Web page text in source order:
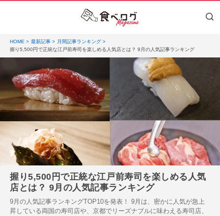
HOME 最新記事
月間記事ランキング
握り5,500円で正統な江戸前寿司を楽しめる人気店とは？ 9月の人気記事ランキング
握り5,500円で正統な江戸前寿司を楽しめる人気
店とは？ 9月の人気記事ランキング
9月の人気記事ランキングTOP10を発表！ 9月は、密かに人気が急上
昇している両国の寿司店や、京都でリーズナブルに味わえる寿司店、